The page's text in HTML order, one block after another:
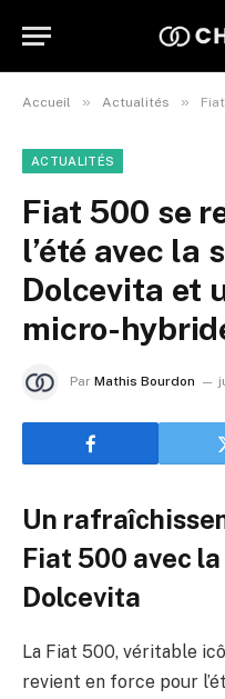
Accueil » Actualités » Fiat 500
ACTUALITÉS
Fiat 500 se
l’été avec la
Dolcevita et
micro-
Par Mathis Bourdon
Un
Fiat 500 avec
Dolcevita
La Fiat 500, véritable
revient en force pour